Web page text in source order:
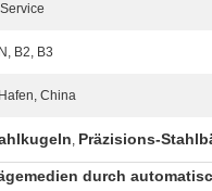
B2, B3
China
, Präzisions-
durch